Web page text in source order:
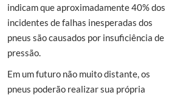
indicam que aproximadamente 40% dos
incidentes de falhas inesperadas dos
pneus são causados por insuficiência de
pressão.
Em um futuro não muito distante, os
pneus poderão realizar sua própria